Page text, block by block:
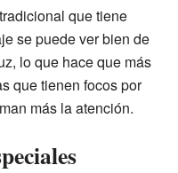
que tiene
se puede ver bien de
lo que hace que más
que tienen focos por
más la atención.